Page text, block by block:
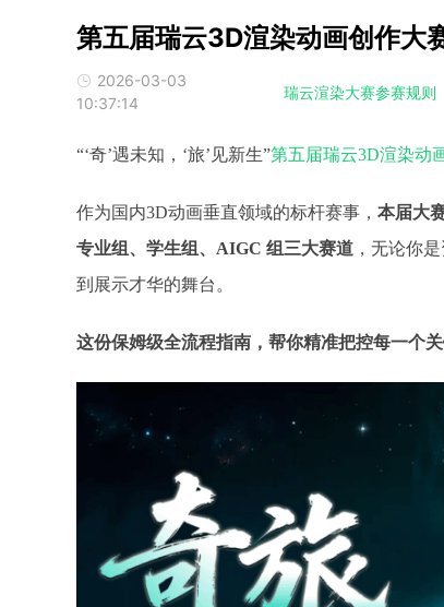
第五届瑞云3D渲染动画创作大
2026-03-03
10:37:14
瑞云渲染大赛参赛规则
“‘奇’遇未知，‘旅’见新生”第五届瑞云3D渲染动
作为国内3D动画垂直领域的标杆赛事，本届大
专业组、学生组、AIGC 组三大赛道 ，无论你
到展示才华的舞台。
这份保姆级全流程指南，帮你精准把控每一个